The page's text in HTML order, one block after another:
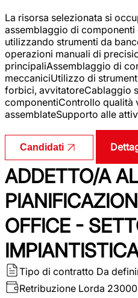
La risorsa selezionata si
assemblaggio di
utilizzando strumenti da
operazioni manuali di
principaliAssemblaggio di
meccaniciUtilizzo di
forbici, avvitatoreCablaggio
componentiControllo qualità
assemblateSupporto alle
Candidati
ADDETTO/A
OFFICE -
Tipo di contratto Da
Retribuzione Lorda